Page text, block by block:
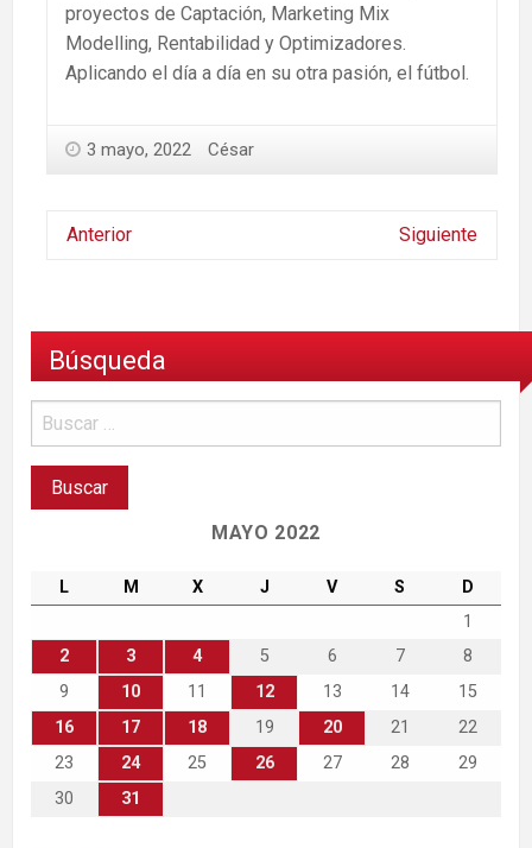
proyectos de Captación, Marketing Mix
Modelling, Rentabilidad y Optimizadores.
Aplicando el día a día en su otra pasión, el fútbol.
3 mayo, 2022 César
Anterior Siguiente
Búsqueda
MAYO 2022
L M X J V S
D
1
2
3 4 5 6 7
8
9
10 11 12 13 14
15
16
17 18 19 20 21
22
23
24 25 26 27 28
29
30
31